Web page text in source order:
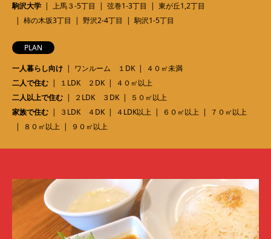
駒沢大学
上馬３-5丁目 弦巻1-3丁目
東が丘1,2丁目
柿の木坂3丁目
野沢2-4丁目 駒沢1-5丁目
PLAN
一人暮らし向け
ワンルーム １DK
４０㎡未満
二人で住む
１LDK ２DK
４０㎡以上
二人以上で住む
２LDK ３DK
５０㎡以上
家族で住む
３LDK ４DK ４LDK以上 ６０㎡以上
７０㎡以上
８０㎡以上
９０㎡以上